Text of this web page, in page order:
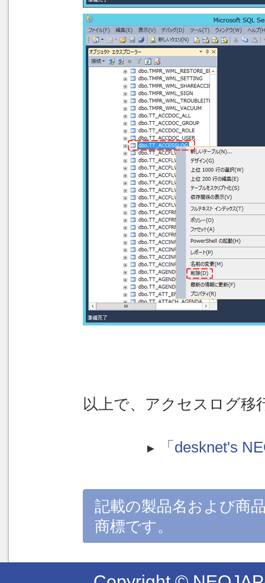
以上で、アクセスログ移
► 「desknet's
記載の製品名および商
商標です。